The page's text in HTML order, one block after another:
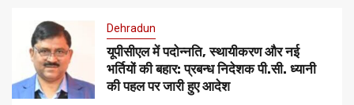
Dehradun
यूपीसीएल में पदोन्नति, स्थायीकरण और नई
भर्तियों की बहार: प्रबन्ध निदेशक पी.सी. ध्यानी
की पहल पर जारी हुए आदेश